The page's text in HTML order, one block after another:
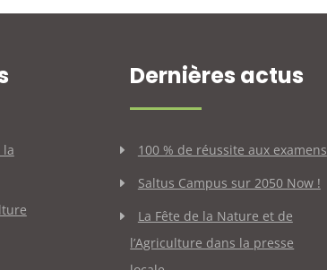
la
Dernières actus
100 % de réussite aux examens
Saltus Campus sur 2050 Now !
La Fête de la Nature et de
l’Agriculture dans la presse